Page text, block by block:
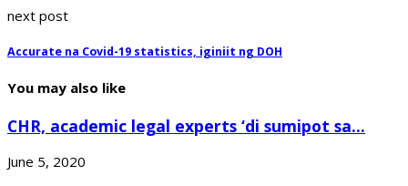
next post
Accurate na Covid-19 statistics, iginiit ng DOH
You may also like
CHR, academic legal experts ‘di sumipot sa...
June 5, 2020